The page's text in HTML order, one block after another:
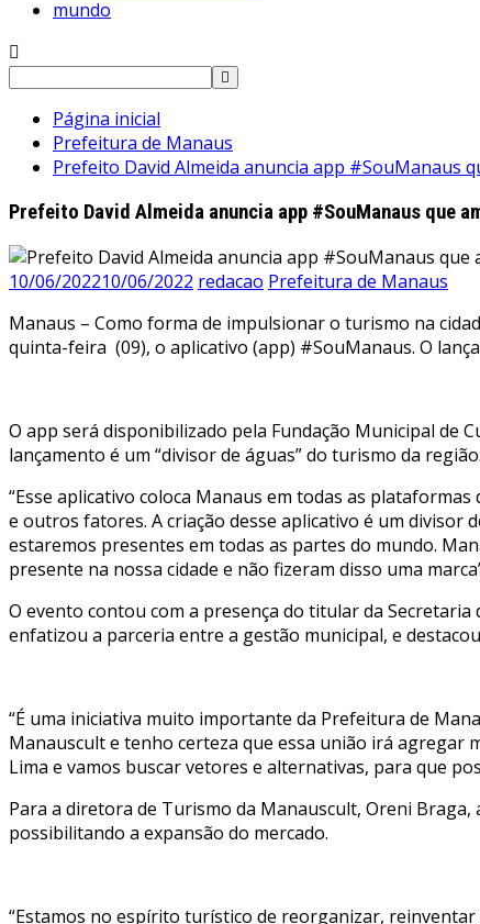
mundo
Pesquisar
Página inicial
Prefeitura de Manaus
Prefeito David Almeida anuncia app #SouManaus
Prefeito David Almeida anuncia app #SouManaus que
10/06/202210/06/2022 redacao Prefeitura de Manaus
Manaus – Como forma de impulsionar o turismo na
quinta-feira (09), o aplicativo (app) #SouManaus. O
O app será disponibilizado pela Fundação Municipal de
lançamento é um “divisor de águas” do turismo da região.
“Esse aplicativo coloca Manaus em todas as
e outros fatores. A criação desse aplicativo é um divisor
estaremos presentes em todas as partes do mundo.
presente na nossa cidade e não fizeram disso uma
O evento contou com a presença do titular da
enfatizou a parceria entre a gestão municipal, e
“É uma iniciativa muito importante da Prefeitura de
Manauscult e tenho certeza que essa união irá agregar
Lima e vamos buscar vetores e alternativas, para que
Para a diretora de Turismo da Manauscult, Oreni
possibilitando a expansão do mercado.
“Estamos no espírito turístico de reorganizar,